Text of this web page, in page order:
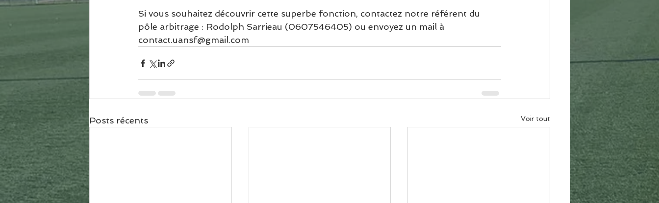
Si vous souhaitez découvrir cette superbe fonction, contactez notre référent du
pôle arbitrage : Rodolph Sarrieau (0607546405) ou envoyez un mail à
contact.uansf@gmail.com
Posts récents Voir tout